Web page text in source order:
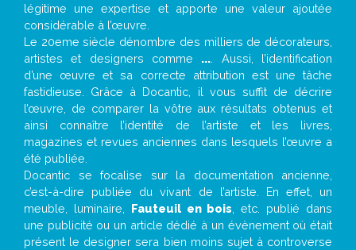
légitime une expertise et apporte une valeur ajoutée
considérable à l’œuvre.
Le 20eme siècle dénombre des milliers de décorateurs,
artistes et designers comme ... . Aussi, l’identification
d’une œuvre et sa correcte attribution est une tâche
fastidieuse. Grâce à Docantic, il vous suffit de décrire
l’œuvre, de comparer la vôtre aux résultats obtenus et
ainsi connaître l’identité de l’artiste et les livres,
magazines et revues anciennes dans lesquels l’œuvre a
été publiée.
Docantic se focalise sur la documentation ancienne,
c’est-à-dire publiée du vivant de l’artiste. En effet, un
meuble, luminaire, Fauteuil en bois , etc. publié dans
une publicité ou un article dédié à un évènement où était
présent le designer sera bien moins sujet à controverse